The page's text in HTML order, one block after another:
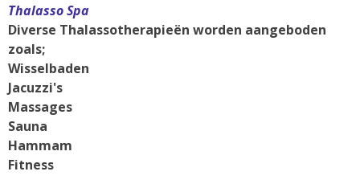
Thalasso Spa
Diverse Thalassotherapieën worden aangeboden
zoals;
Wisselbaden
Jacuzzi's
Massages
Sauna
Hammam
Fitness